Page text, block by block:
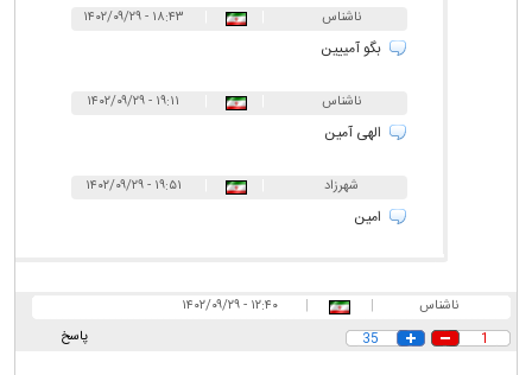
ناشناس ۱۸:۴۳ - ۱۴۰۲/۰۹/۲۹
بگو آمییین
ناشناس ۱۹:۱۱ - ۱۴۰۲/۰۹/۲۹
الهی آمین
شهرزاد ۱۹:۵۱ - ۱۴۰۲/۰۹/۲۹
امین
ناشناس |
|
۱۲:۴۰ - ۱۴۰۲/۰۹/۲۹
پاسخ
1
35